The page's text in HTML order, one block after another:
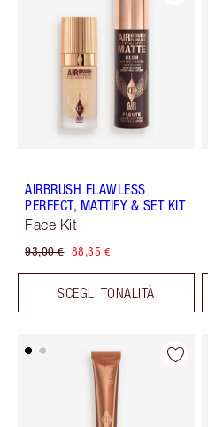
AIRBRUSH FLAWLESS
PERFECT, MATTIFY & SET KIT
Face Kit
93,00 € 88,35 €
SCEGLI TONALITÀ